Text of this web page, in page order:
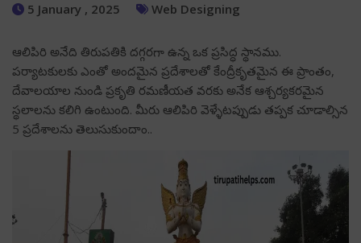
5 January , 2025 Web Designing
ఆలిపిరి అనేది తిరుపతికి దగ్గరగా ఉన్న ఒక ప్రసిద్ధ స్థానము.
పర్యాటకులకు ఎంతో అందమైన ప్రదేశాలతో కేంద్రీకృతమైన ఈ ప్రాంతం,
దేవాలయాల నుండి ప్రకృతి రమణీయత వరకు అనేక ఆశ్చర్యకరమైన
స్థలాలను కలిగి ఉంటుంది. మీరు ఆలిపిరి వెళ్ళేటప్పుడు తప్పక చూడాల్సిన
5 ప్రదేశాలను తెలుసుకుందాం..